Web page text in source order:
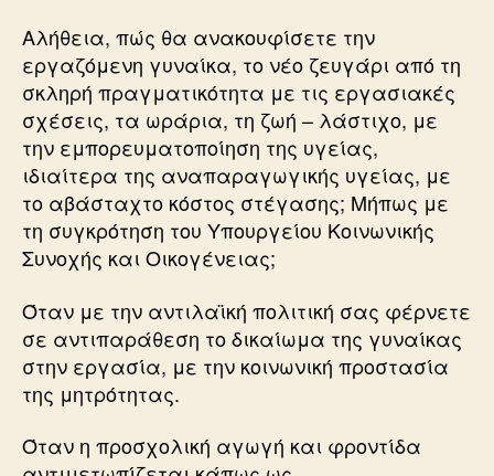
Αλήθεια, πώς θα ανακουφίσετε την
εργαζόμενη γυναίκα, το νέο ζευγάρι από τη
σκληρή πραγματικότητα με τις εργασιακές
σχέσεις, τα ωράρια, τη ζωή – λάστιχο, με
την εμπορευματοποίηση της υγείας,
ιδιαίτερα της αναπαραγωγικής υγείας, με
το αβάσταχτο κόστος στέγασης; Μήπως με
τη συγκρότηση του Υπουργείου Κοινωνικής
Συνοχής και Οικογένειας;
Όταν με την αντιλαϊκή πολιτική σας φέρνετε
σε αντιπαράθεση το δικαίωμα της γυναίκας
στην εργασία, με την κοινωνική προστασία
της μητρότητας.
Όταν η προσχολική αγωγή και φροντίδα